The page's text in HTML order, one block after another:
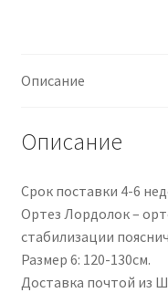
Описание
Описание
Срок поставки 4-6
Ортез Лордолок –
стабилизации
Размер 6: 120-130см.
Доставка почтой из